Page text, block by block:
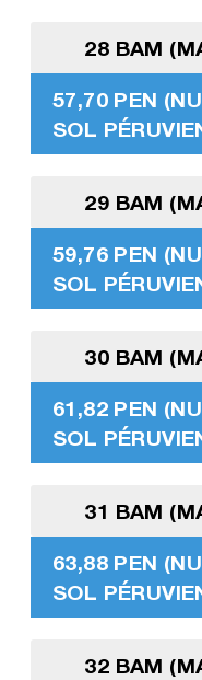
28 BAM
57,70 PEN
SOL
29 BAM
59,76 PEN
SOL
30 BAM
61,82 PEN
SOL
31 BAM
63,88 PEN
SOL
32 BAM